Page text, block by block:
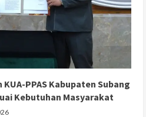
PPAS Kabupaten Subang
Kebutuhan Masyarakat